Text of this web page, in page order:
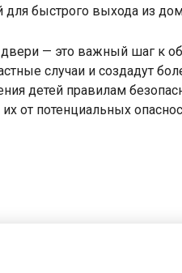
быстрого выхода из
— это важный шаг к
случаи и создадут
детей правилам
от потенциальных